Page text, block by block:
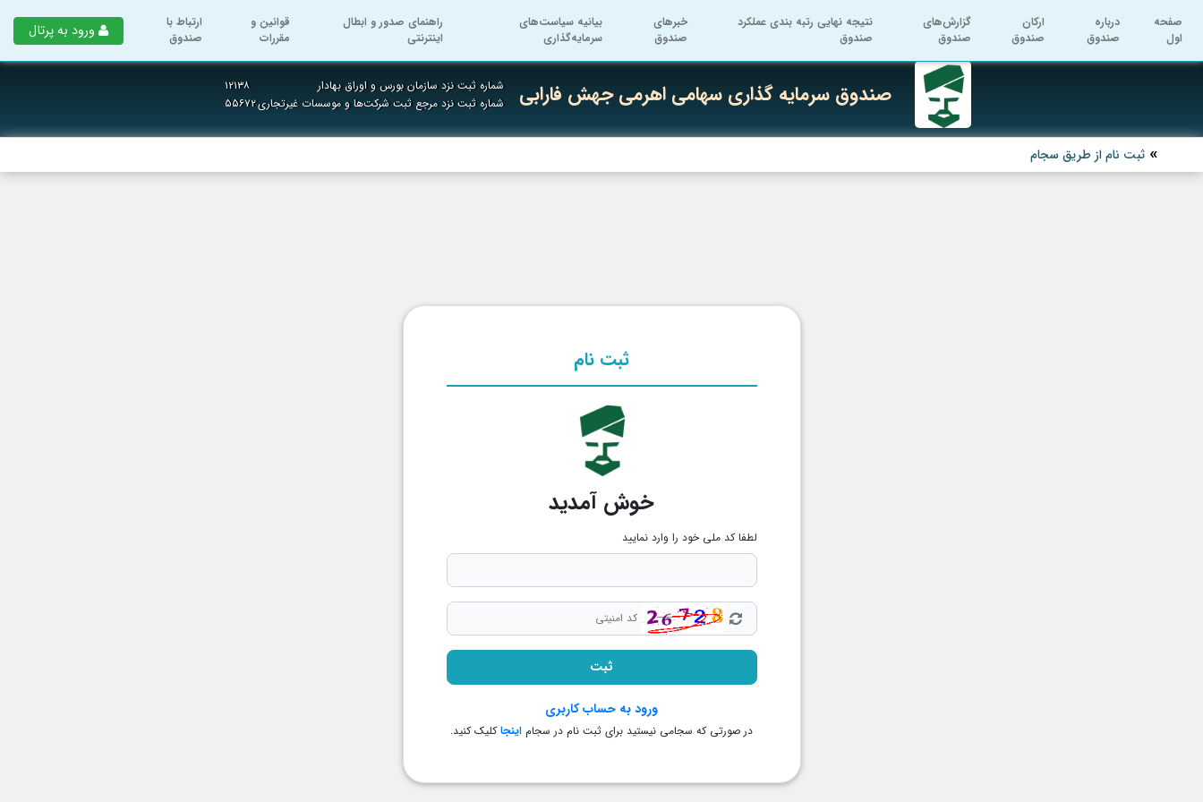
صفحه
اول
درباره
صندوق
ارکان
صندوق
گزارش‌های
صندوق
نتیجه نهایی رتبه بندی عملکرد
صندوق
خبرهای
صندوق
بیانیه سیاست‌های
سرمایه‌گذاری
راهنمای صدور و ابطال
اینترنتی
قوانین و
مقررات
ارتباط با
صندوق
ورود به پرتال
صندوق سرمایه گذاری سهامی اهرمی جهش فارابی شماره ثبت نزد سازمان بورس و اوراق بهادار
۱۲۱۳۸
شماره ثبت نزد مرجع ثبت شرکت‌ها و موسسات غیرتجاری۵۵۶۷۲
ثبت نام از طریق سجام
ثبت نام
خوش آمدید
لطفا کد ملی خود را وارد نمایید
ورود به حساب کاربری
در صورتی که سجامی نیستید برای ثبت نام در سجام اینجاکلیک کنید.